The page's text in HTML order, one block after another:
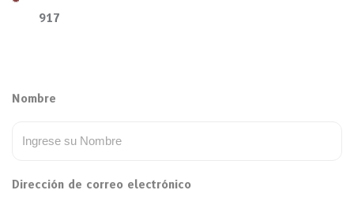
917
Nombre
Dirección de correo electrónico